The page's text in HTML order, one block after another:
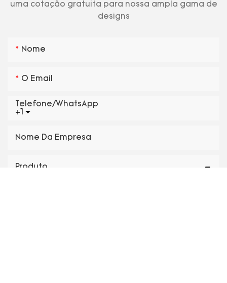
uma cotação gratuita para nossa ampla gama de
designs
Nome
O Email
+1
Telefone/WhatsApp
Nome Da Empresa
Produto